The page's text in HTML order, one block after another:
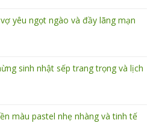
yêu ngọt ngào và đầy lãng mạn
sinh nhật sếp trang trọng và lịch
màu pastel nhẹ nhàng và tinh tế